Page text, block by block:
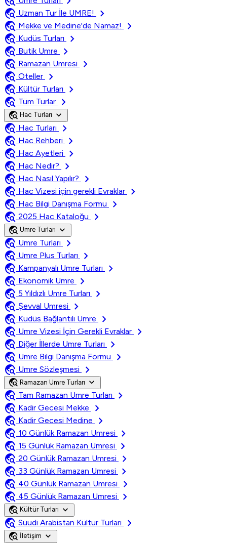
travel_explore Uzman Tur İle UMRE!
chevron_right
travel_explore Mekke ve Medine'de Namaz!
chevron_right
travel_explore Kudüs Turları
chevron_right
travel_explore Butik Umre
chevron_right
travel_explore Ramazan Umresi
chevron_right
travel_explore Oteller
chevron_right
travel_explore Kültür Turları
chevron_right
travel_explore Tüm Turlar chevron_right
travel_explore Hac Turları expand_more
travel_explore Hac Turları
chevron_right
travel_explore Hac Rehberi
chevron_right
travel_explore Hac Ayetleri
chevron_right
travel_explore Hac Nedir?
chevron_right
travel_explore Hac Nasıl Yapılır?
chevron_right
travel_explore Hac Vizesi için gerekli Evraklar
chevron_right
travel_explore Hac Bilgi Danışma Formu
chevron_right
travel_explore 2025 Hac Kataloğu chevron_right
travel_explore Umre Turları expand_more
travel_explore Umre Turları
chevron_right
travel_explore Umre Plus Turları
chevron_right
travel_explore Kampanyalı Umre Turları
chevron_right
travel_explore Ekonomik Umre
chevron_right
travel_explore 5 Yıldızlı Umre Turları
chevron_right
travel_explore Şevval Umresi
chevron_right
travel_explore Kudüs Bağlantılı Umre
chevron_right
travel_explore Umre Vizesi İçin Gerekli Evraklar
chevron_right
travel_explore Diğer İllerde Umre Turları
chevron_right
travel_explore Umre Bilgi Danışma Formu
chevron_right
travel_explore Umre Sözleşmesi chevron_right
travel_explore Ramazan Umre Turları expand_more
travel_explore Tam Ramazan Umre Turları
chevron_right
travel_explore Kadir Gecesi Mekke
chevron_right
travel_explore Kadir Gecesi Medine
chevron_right
travel_explore 10 Günlük Ramazan Umresi
chevron_right
travel_explore 15 Günlük Ramazan Umresi
chevron_right
travel_explore 20 Günlük Ramazan Umresi
chevron_right
travel_explore 33 Günlük Ramazan Umresi
chevron_right
travel_explore 40 Günlük Ramazan Umresi
chevron_right
travel_explore 45 Günlük Ramazan Umresi chevron_right
travel_explore Kültür Turları expand_more
travel_explore Suudi Arabistan Kültur Turları chevron_right
travel_explore İletişim expand_more